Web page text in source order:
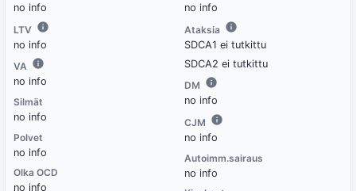
no info
LTV
no info
VA
no info
Silmät
no info
Polvet
no info
Olka OCD
no info
no info
Ataksia
SDCA1 ei tutkittu
SDCA2 ei tutkittu
DM
no info
CJM
no info
Autoimm.sairaus
no info